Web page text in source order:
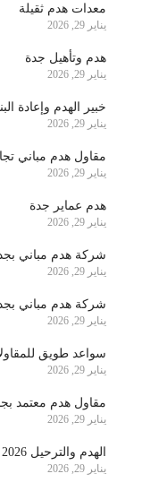
معدات هدم ثقيلة
يناير 29, 2026
هدم وتأهيل جدة
يناير 29, 2026
خبير الهدم وإعادة
يناير 29, 2026
مقاول هدم مباني
يناير 29, 2026
هدم عماير جدة
يناير 29, 2026
شركة هدم مباني
يناير 29, 2026
شركة هدم مباني
يناير 29, 2026
سواعد طويق
يناير 29, 2026
مقاول هدم معتمد
يناير 29, 2026
الهدم والترحيل 2026
يناير 29, 2026